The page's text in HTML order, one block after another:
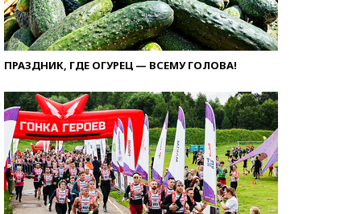
ПРАЗДНИК, ГДЕ ОГУРЕЦ — ВСЕМУ ГОЛОВА!